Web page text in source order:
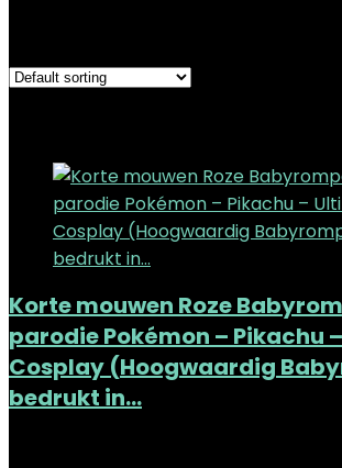
Korte mouwen Roze
parodie Pokémon – Pikachu
Cosplay (Hoogwaardig
bedrukt in…